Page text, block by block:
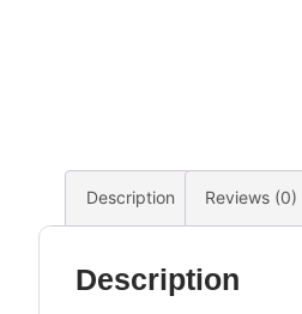
Description Reviews (0)
Description